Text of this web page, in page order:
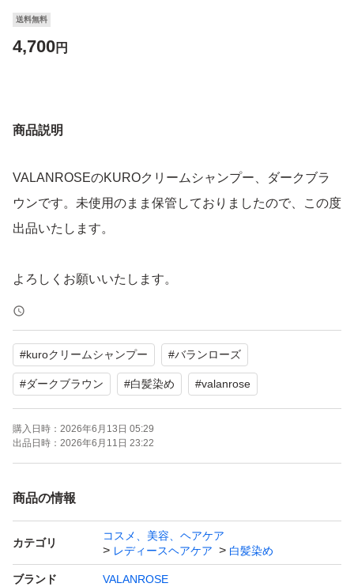
送料無料
4,700円
商品説明
VALANROSEのKUROクリームシャンプー、ダークブラ
ウンです。未使用のまま保管しておりましたので、この度
出品いたします。
よろしくお願いいたします。
#kuroクリームシャンプー #バランローズ
#ダークブラウン #白髪染め #valanrose
購入日時： 2026年6月13日 05:29
出品日時： 2026年6月11日 23:22
商品の情報
カテゴリ
コスメ、美容、ヘアケア
レディースヘアケア
白髪染め
ブランド VALANROSE